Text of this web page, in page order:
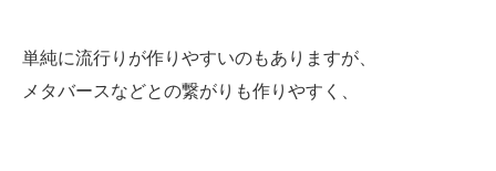
単純に流行りが作りやすいのもありますが、
メタバースなどとの繋がりも作りやすく、